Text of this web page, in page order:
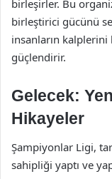
birleşirler. Bu
birleştirici gücünü
insanların kalplerini
güçlendirir.
Gelecek:
Hikayeler
Şampiyonlar Ligi,
sahipliği yaptı ve